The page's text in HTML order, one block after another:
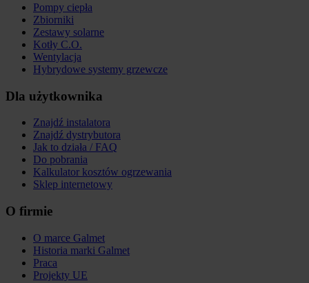
Pompy ciepła
Zbiorniki
Zestawy solarne
Kotły C.O.
Wentylacja
Hybrydowe systemy grzewcze
Dla użytkownika
Znajdź instalatora
Znajdź dystrybutora
Jak to działa / FAQ
Do pobrania
Kalkulator kosztów ogrzewania
Sklep internetowy
O firmie
O marce Galmet
Historia marki Galmet
Praca
Projekty UE